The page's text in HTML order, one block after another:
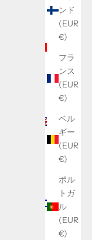
ンド
(EUR
€)
フラ
ンス
(EUR
€)
ベル
ギー
(EUR
€)
ポル
トガ
ル
(EUR
€)
アラ
ブ首
長国
連邦
(AED
د.إ)
イギ
リス
(GBP
£)
イ
ス
ラ
エ
ル
(ILS